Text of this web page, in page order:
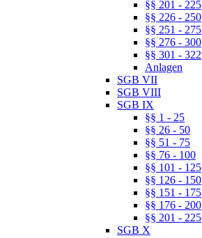
§§ 201 - 225
§§ 226 - 250
§§ 251 - 275
§§ 276 - 300
§§ 301 - 322
Anlagen
SGB VII
SGB VIII
SGB IX
§§ 1 - 25
§§ 26 - 50
§§ 51 - 75
§§ 76 - 100
§§ 101 - 125
§§ 126 - 150
§§ 151 - 175
§§ 176 - 200
§§ 201 - 225
SGB X